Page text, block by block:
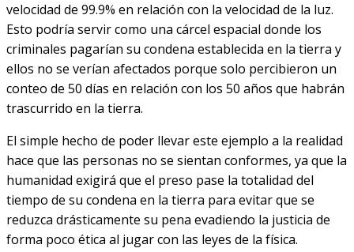
velocidad de 99.9% en relación con la velocidad de la luz.
Esto podría servir como una cárcel espacial donde los
criminales pagarían su condena establecida en la tierra y
ellos no se verían afectados porque solo percibieron un
conteo de 50 días en relación con los 50 años que habrán
trascurrido en la tierra.
El simple hecho de poder llevar este ejemplo a la realidad
hace que las personas no se sientan conformes, ya que la
humanidad exigirá que el preso pase la totalidad del
tiempo de su condena en la tierra para evitar que se
reduzca drásticamente su pena evadiendo la justicia de
forma poco ética al jugar con las leyes de la física.